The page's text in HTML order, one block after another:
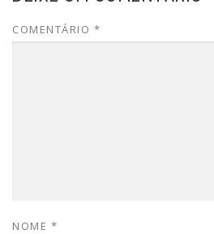
COMENTÁRIO *
NOME *